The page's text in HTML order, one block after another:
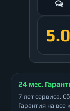
5.0
24 мес.
7 лет сервиса.
Гарантия на